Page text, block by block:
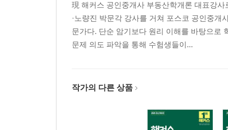
제4편 부동산정책론
제1장 부동산정책의 의의와 기능
제2장 토지정책
제3장 주택정책
제5편 부동산투자론
現 해커스 공인중개사 부동산학개론 대표강
·노량진 박문각 강사를 거쳐 포스코 공인중
문가다. 단순 암기보다 원리 이해를 바탕으로
문제 의도 파악을 통해 수험생들이...
작가의 다른 상품